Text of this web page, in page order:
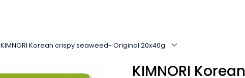
KIMNORI Korean crispy seaweed- Original 20x40g
KIMNORI